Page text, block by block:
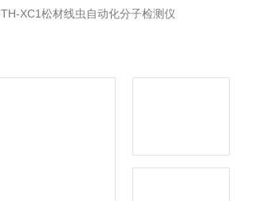
TH-XC1松材线虫自动化分子检测仪